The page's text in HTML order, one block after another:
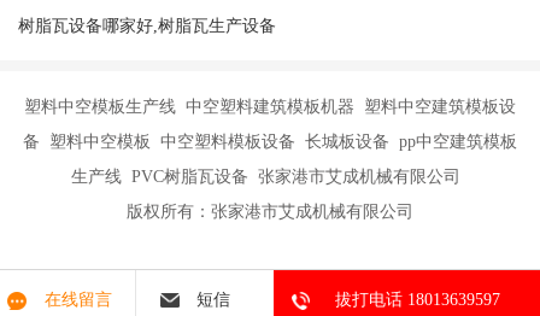
树脂瓦设备哪家好,树脂瓦生产设备
塑料中空模板生产线 中空塑料建筑模板机器 塑料中空建筑模板设
备 塑料中空模板 中空塑料模板设备 长城板设备 pp中空建筑模板
生产线 PVC树脂瓦设备 张家港市艾成机械有限公司
版权所有：张家港市艾成机械有限公司
在线留言 短信 拔打电话 18013639597